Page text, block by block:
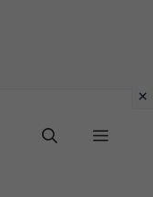
Menu